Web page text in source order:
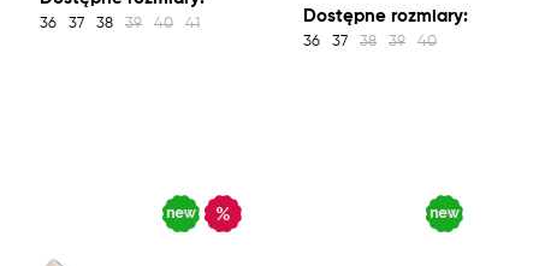
36 37 38 39 40 41 Dostępne rozmiary:
36 37 38 39 40